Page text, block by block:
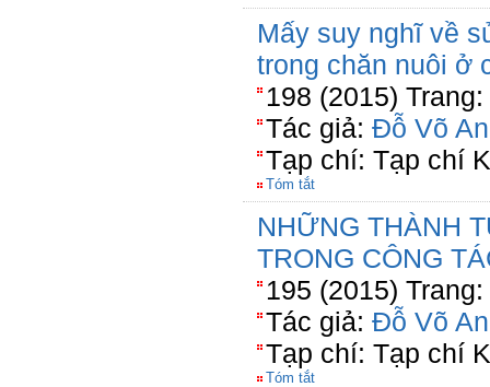
Mấy suy nghĩ về
trong chăn nuôi ở
198 (2015)
Tác giả: Đỗ Võ
Tạp chí: Tạp chí
Tóm tắt
NHỮNG THÀNH
TRONG CÔNG
195 (2015)
Tác giả: Đỗ Võ
Tạp chí: Tạp chí
Tóm tắt